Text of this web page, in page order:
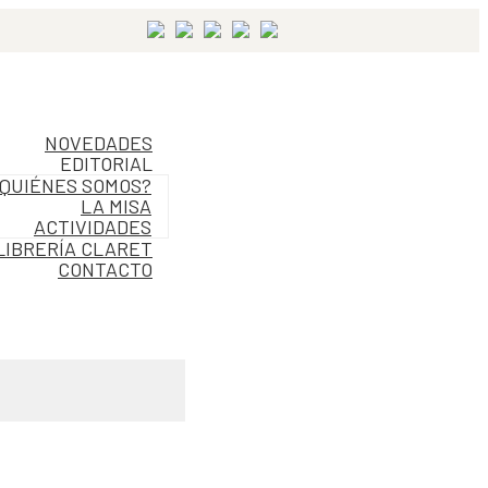
NOVEDADES
EDITORIAL
SOMOS?
LA MISA
ACTIVIDADES
CLARET
CONTACTO